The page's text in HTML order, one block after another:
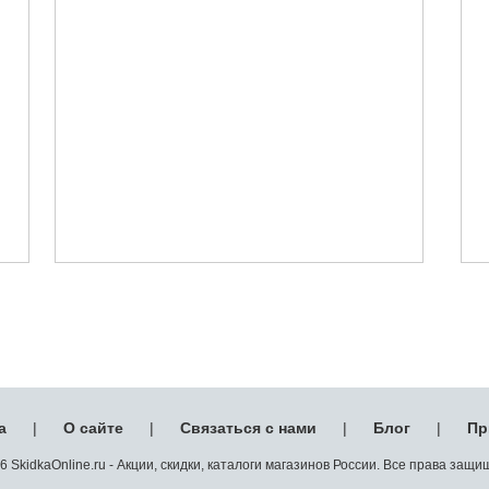
| О сайте | Связаться с нами | Блог |
SkidkaOnline.ru - Акции, скидки, каталоги магазинов России. Все права